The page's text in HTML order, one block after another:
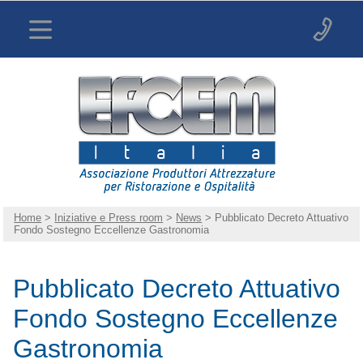
Home > Iniziative e Press room > News > Pubblicato Decreto Attuativo
Fondo Sostegno Eccellenze Gastronomia
Pubblicato Decreto Attuativo
Fondo Sostegno Eccellenze
Gastronomia